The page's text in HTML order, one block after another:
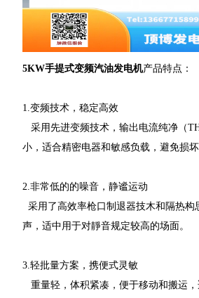
5KW手提式变频汽油发电机产品特点：
1.变频技术，稳定高效
采用先进变频技术，输出电流纯净（
小，适合精密电器和敏感负载，避免损
2.非常低的的噪音，静谧运动
采用了高效率枪口制退器技木和隔热构
声，适中用于对靜音规定较高的场面。
3.轻批量方案，携便式灵敏
重量轻，体积紧凑，便于移动和搬运